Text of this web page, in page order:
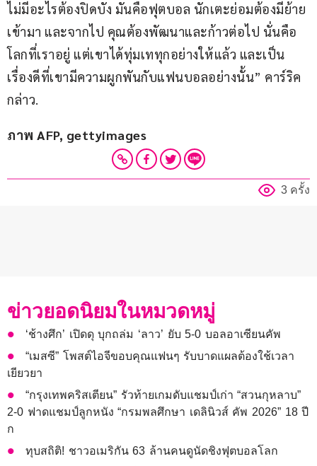
ไม่มีอะไรต้องปิดบัง มันคือฟุตบอล นักเตะย่อมต้องมีย้าย
เข้ามา และจากไป คุณต้องพัฒนาและก้าวต่อไป นั่นคือ
โลกที่เราอยู่ แต่เขาได้ทุ่มเททุกอย่างให้แล้ว และเป็น
เรื่องดีที่เขามีความผูกพันกับแฟนบอลอย่างนั้น” คาร์ริค
กล่าว.
ภาพ AFP, gettyimages
3 ครั้ง
ข่าวยอดนิยมในหมวดหมู่
‘ช้างศึก’ เปิดดุ บุกถล่ม ‘ลาว’ ยับ 5-0 บอลอาเซียนคัพ
“เมสซี” โพสต์ไอจีขอบคุณแฟนๆ รับบาดแผลต้องใช้เวลา
เยียวยา
“กรุงเทพคริสเตียน” รัวท้ายเกมดับแชมป์เก่า “สวนกุหลาบ”
2-0 ฟาดแชมป์ลูกหนัง “กรมพลศึกษา เดลินิวส์ คัพ 2026” 18 ปี
ก
ทุบสถิติ! ชาวอเมริกัน 63 ล้านคนดูนัดชิงฟุตบอลโลก